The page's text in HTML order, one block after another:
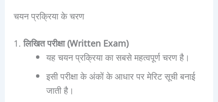
चयन प्रक्रिया के चरण
लिखित परीक्षा (Written Exam)
यह चयन प्रक्रिया का सबसे महत्वपूर्ण चरण है।
इसी परीक्षा के अंकों के आधार पर मेरिट सूची बनाई
जाती है।